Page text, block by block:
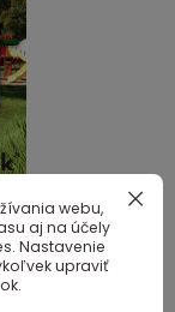
webu,
aj na účely
Nastavenie
upraviť